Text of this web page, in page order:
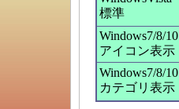
標準
Windows7/8/10
アイコン表示
Windows7/8/10
カテゴリ表示